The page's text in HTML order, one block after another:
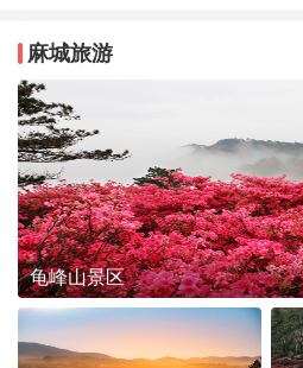
麻城旅游
龟峰山景区